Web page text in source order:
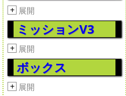
+ 展開
ミッションV3
+ 展開
ボックス
+ 展開